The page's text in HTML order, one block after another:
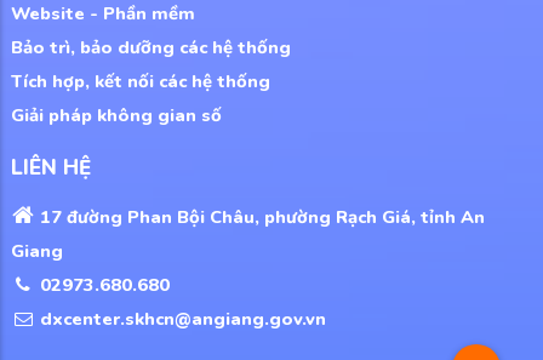
Website - Phần mềm
Bảo trì, bảo dưỡng các hệ thống
Tích hợp, kết nối các hệ thống
Giải pháp không gian số
LIÊN HỆ
17 đường Phan Bội Châu, phường Rạch Giá, tỉnh An
Giang
02973.680.680
dxcenter.skhcn@angiang.gov.vn